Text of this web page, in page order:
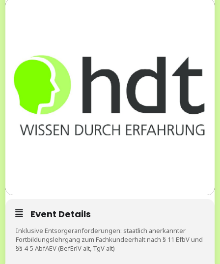
Event Details
Inklusive Entsorgeranforderungen: staatlich anerkannter
Fortbildungslehrgang zum Fachkundeerhalt nach § 11 EfbV und
§§ 4-5 AbfAEV (BefErlV alt, TgV alt)